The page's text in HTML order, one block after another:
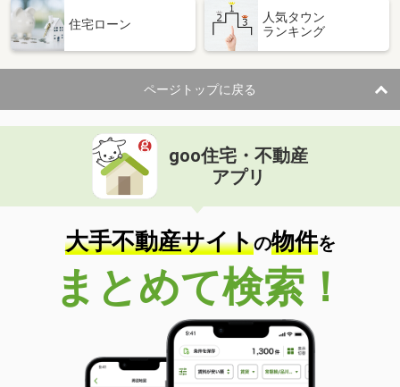
住宅ローン
人気タウン
ランキング
ページトップに戻る
goo住宅・不動産
アプリ
大手不動産サイトの物件を
まとめて検索！